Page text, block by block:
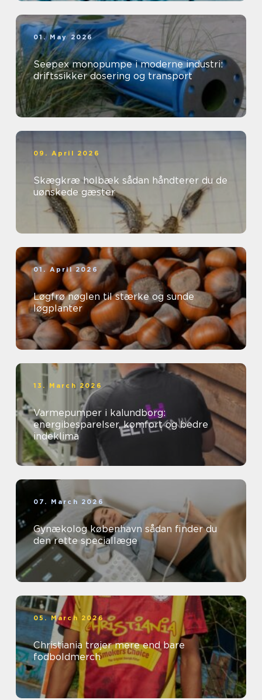
01. May 2026
Seepex monopumpe i moderne industri:
driftssikker dosering og transport
09. April 2026
Skægkræ holbæk sådan håndterer du de
uønskede gæster
01. April 2026
Løgfrø nøglen til stærke og sunde
løgplanter
13. March 2026
Varmepumper i kalundborg:
energibesparelser, komfort og bedre
indeklima
07. March 2026
Gynækolog københavn sådan finder du
den rette speciallæge
05. March 2026
Christiania trøjer mere end bare
fodboldmerch